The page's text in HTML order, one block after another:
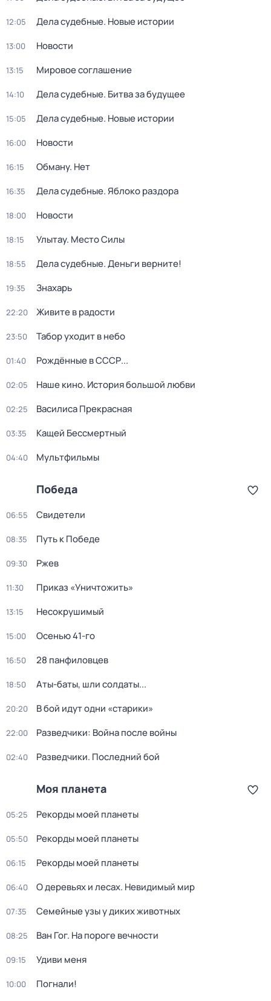
12:05 Дела судебные. Новые истории
13:00 Новости
13:15 Мировое соглашение
14:10 Дела судебные. Битва за будущее
15:05 Дела судебные. Новые истории
16:00 Новости
16:15 Обману. Нет
16:35 Дела судебные. Яблоко раздора
18:00 Новости
18:15 Улытау. Место Силы
18:55 Дела судебные. Деньги верните!
19:35 Знахарь
22:20 Живите в радости
23:50 Табор уходит в небо
01:40 Рождённые в СССР...
02:05 Наше кино. История большой любви
02:25 Василиса Прекрасная
03:35 Кащей Бессмертный
04:40 Мультфильмы
Победа
06:55 Свидетели
08:35 Путь к Победе
09:30 Ржев
11:30 Приказ «Уничтожить»
13:15 Несокрушимый
15:00 Осенью 41-го
16:50 28 панфиловцев
18:50 Аты-баты, шли солдаты...
20:20 В бой идут одни «cтарики»
22:00 Разведчики: Война после войны
02:40 Разведчики. Последний бой
Моя планета
05:25 Рекорды моей планеты
05:50 Рекорды моей планеты
06:15 Рекорды моей планеты
06:40 О деревьях и лесах. Невидимый мир
07:35 Семейные узы у диких животных
08:25 Ван Гог. На пороге вечности
09:15 Удиви меня
10:00 Погнали!